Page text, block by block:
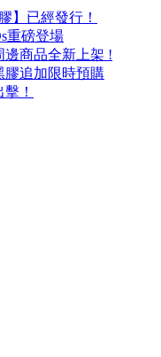
】已經發行！
重磅登場
邊商品全新上架 !
膠追加限時預購
！